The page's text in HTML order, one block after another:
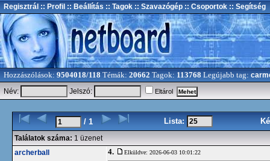
Regisztrál :: Profil :: Beállítás :: Tagok :: Szavazógép :: Csoportok :: Segítség
Hozzászólások: 9504018/118 Témák: 20662 Tagok: 113768 Legújabb tag:
Név:
Jelszó: Eltárol
/ 1 Lista:
Találatok száma: 1 üzenet
archerball
4. Elküldve: 2026-06-03 10:01:22